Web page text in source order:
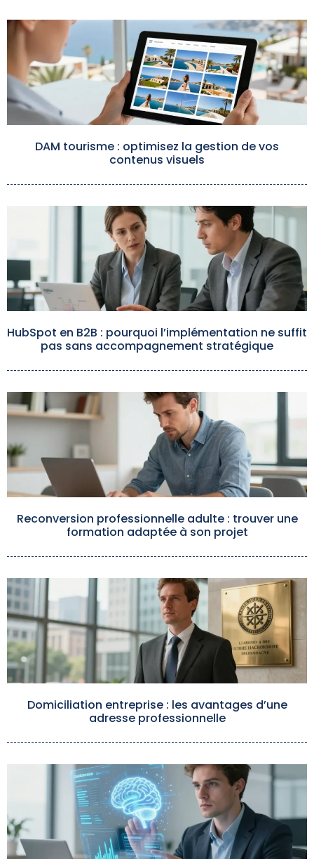
DAM tourisme : optimisez la gestion de vos
contenus visuels
HubSpot en B2B : pourquoi l’implémentation ne suffit
pas sans accompagnement stratégique
Reconversion professionnelle adulte : trouver une
formation adaptée à son projet
Domiciliation entreprise : les avantages d’une
adresse professionnelle